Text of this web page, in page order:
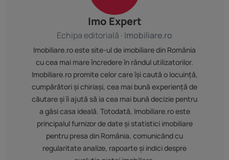
Imo Expert
Echipa editorială · Imobiliare.ro
Imobiliare.ro este site-ul de imobiliare din România
cu cea mai mare încredere în rândul utilizatorilor.
Imobiliare.ro promite celor care își caută o locuință,
cumpărători și chiriași, cea mai bună experiență de
căutare și îi ajută să ia cea mai bună decizie pentru
a găsi casa ideală. Totodată, Imobiliare.ro este
principalul furnizor de date și statistici imobiliare
pentru presa din România, comunicând cu
regularitate analize, rapoarte și indici despre